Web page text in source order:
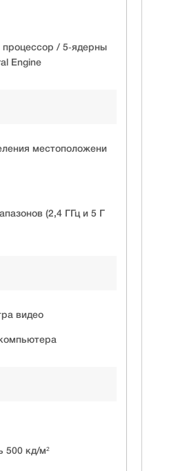
процессор / 5‑ядерны
Engine
местоположени
(2,4 ГГц и 5 Г
видео
кд/ м²